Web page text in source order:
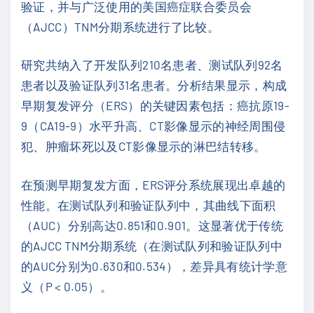
验证，并与广泛使用的美国癌症联合委员会
（AJCC）TNM分期系统进行了比较。
研究共纳入了开发队列210名患者、测试队列92名
患者以及验证队列31名患者。分析结果显示，构成
早期复发评分（ERS）的关键因素包括：癌抗原19-
9（CA19-9）水平升高、CT影像显示的神经周围侵
犯、肿瘤坏死以及CT影像显示的淋巴结转移。
在预测早期复发方面，ERS评分系统展现出卓越的
性能。在测试队列和验证队列中，其曲线下面积
（AUC）分别高达0.851和0.901。这显著优于传统
的AJCC TNM分期系统（在测试队列和验证队列中
的AUC分别为0.630和0.534），差异具有统计学意
义（P < 0.05）。